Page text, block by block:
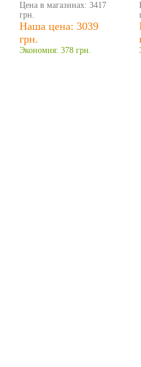
Цена в магазинах: 3417
грн.
Наша цена: 3039
грн.
Экономия: 378 грн.